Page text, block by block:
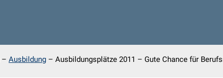
– Ausbildung – Ausbildungsplätze 2011 – Gute Chance für